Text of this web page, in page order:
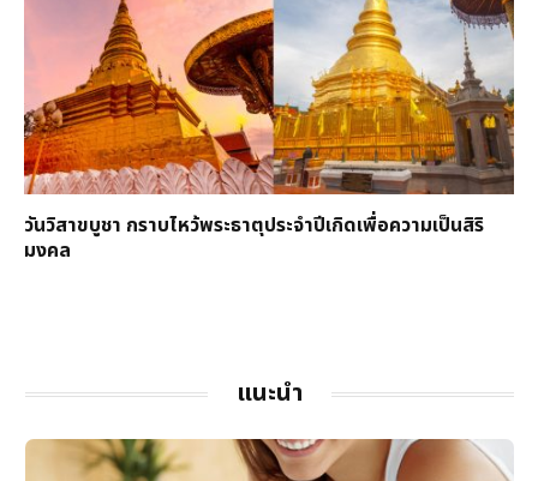
วันวิสาขบูชา กราบไหว้พระธาตุประจำปีเกิดเพื่อความเป็นสิริ
มงคล
แนะนำ